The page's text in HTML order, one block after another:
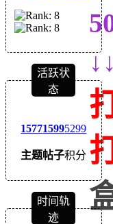
活跃状
态
1577
主题
1599
帖子
5299
积分
时间轨
迹